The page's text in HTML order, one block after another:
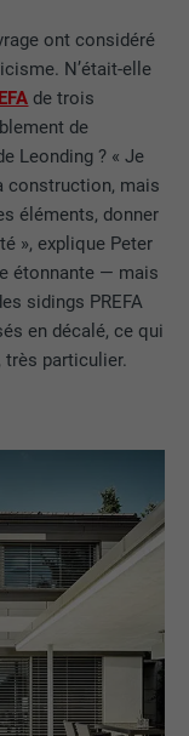
ont considéré
N’était-elle
de trois
de
Leonding ? « Je
construction, mais
éléments, donner
», explique Peter
étonnante — mais
sidings PREFA
en décalé, ce qui
très particulier.